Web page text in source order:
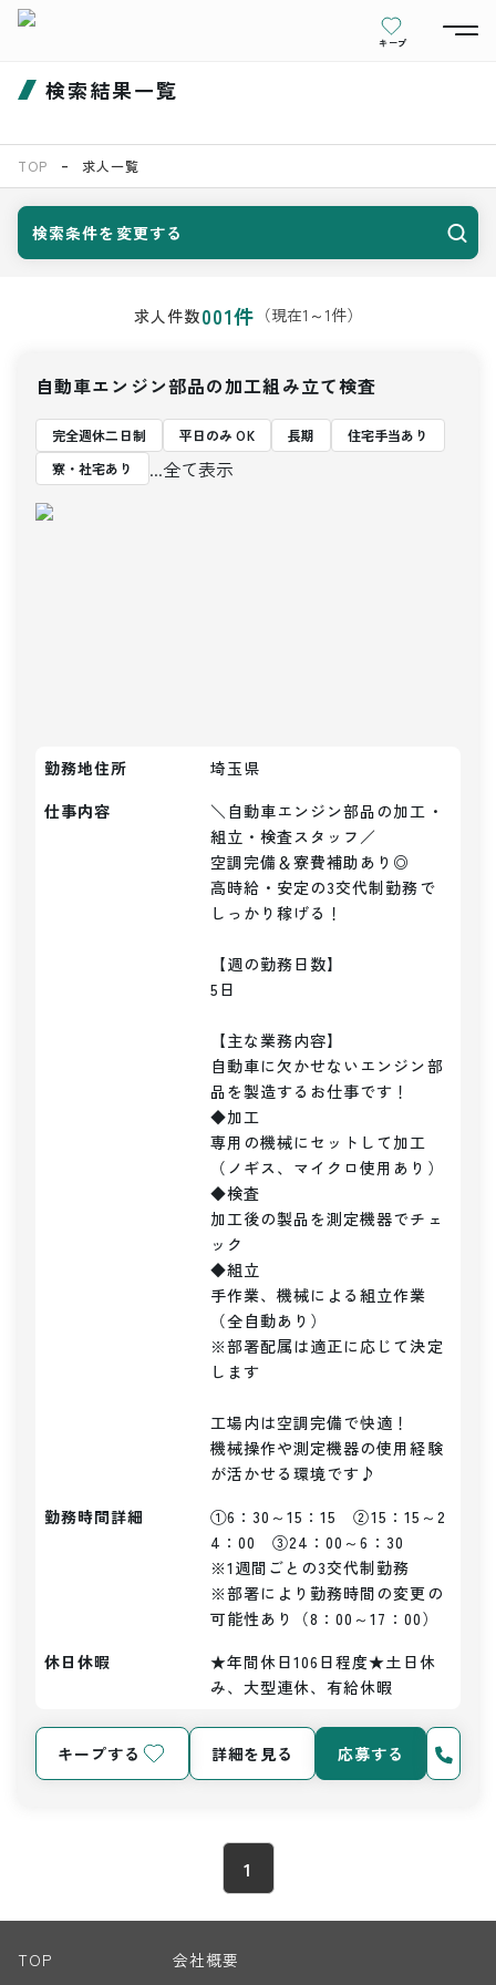
キープ
検索結果一覧
TOP 求人一覧
検索条件を変更する
求人件数001件 （現在1 ～1件）
自動車エンジン部品の加工組み立て検査
完全週休二日制 平日のみ OK 長期
住宅手当あり
寮・社宅あり
...全て表示
勤務地住所
埼玉県
仕事内容
＼自動車エンジン部品の加工・
組立・検査スタッフ／
空調完備＆寮費補助あり◎
高時給・安定の3交代制勤務で
しっかり稼げる！
【週の勤務日数】
5日
【主な業務内容】
自動車に欠かせないエンジン部
品を製造するお仕事です！
◆加工
専用の機械にセットして加工
（ノギス、マイクロ使用あり）
◆検査
加工後の製品を測定機器でチェ
ック
◆組立
手作業、機械による組立作業
（全自動あり）
※部署配属は適正に応じて決定
します
工場内は空調完備で快適！
機械操作や測定機器の使用経験
が活かせる環境です♪
勤務時間詳細
①6：30～15：15　②15：15～2
4：00　③24：00～6：30
※1週間ごとの3交代制勤務
※部署により勤務時間の変更の
可能性あり（8：00～17：00）
休日休暇
★年間休日106日程度★土日休
み、大型連休、有給休暇
キープする 詳細を見る 応募する
1
TOP 会社概要